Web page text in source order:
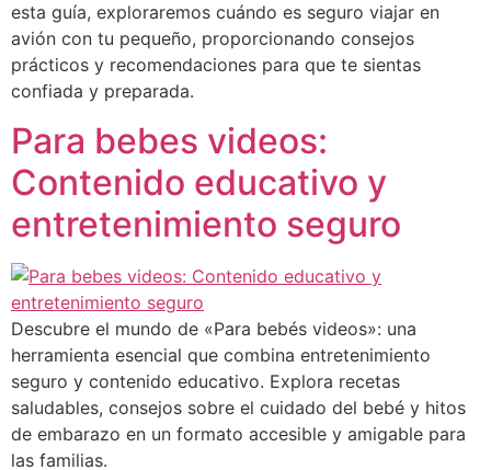
esta guía, exploraremos cuándo es seguro viajar en
avión con tu pequeño, proporcionando consejos
prácticos y recomendaciones para que te sientas
confiada y preparada.
Para bebes videos:
Contenido educativo y
entretenimiento seguro
Descubre el mundo de «Para bebés videos»: una
herramienta esencial que combina entretenimiento
seguro y contenido educativo. Explora recetas
saludables, consejos sobre el cuidado del bebé y hitos
de embarazo en un formato accesible y amigable para
las familias.